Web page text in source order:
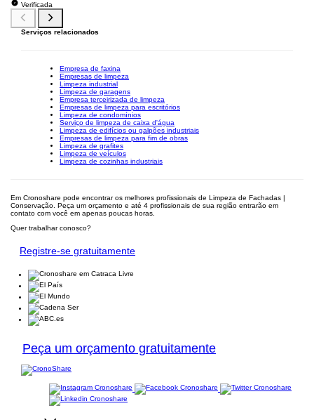
Verificada
Serviços relacionados
Empresa de faxina
Empresas de limpeza
Limpeza industrial
Limpeza de garagens
Empresa terceirizada de limpeza
Empresas de limpeza para escritórios
Limpeza de condomínios
Serviço de limpeza de caixa d'água
Limpeza de edifícios ou galpões industriais
Empresas de limpeza para fim de obras
Limpeza de grafites
Limpeza de veículos
Limpeza de cozinhas industriais
Em Cronoshare pode encontrar os melhores profissionais de Limpeza de Fachadas |
Conservação. Peça um orçamento e até 4 profissionais de sua região entrarão em
contato com você em apenas poucas horas.
Quer trabalhar conosco?
Registre-se gratuitamente
Peça um orçamento gratuitamente